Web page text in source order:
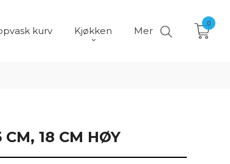
kurv Kjøkken Mer
0
18 CM HØY